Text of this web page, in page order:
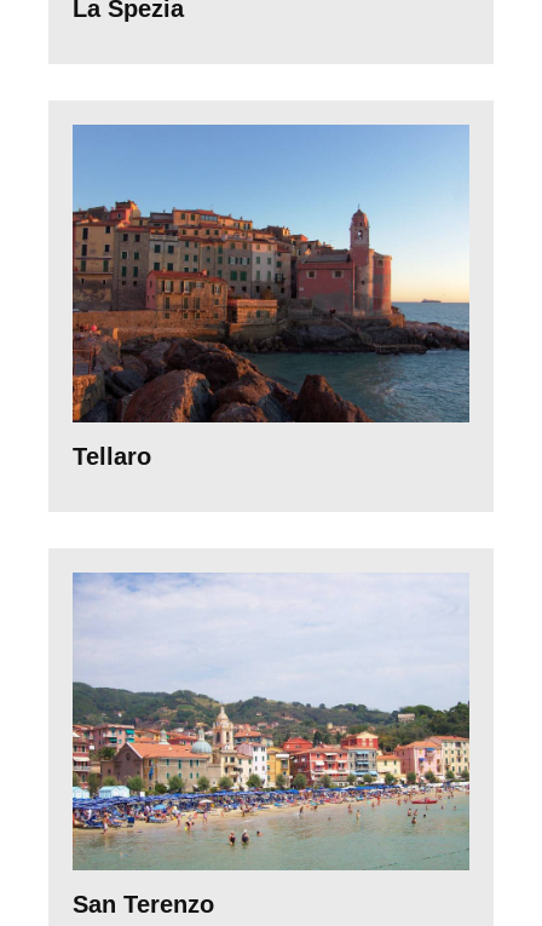
La Spezia
Tellaro
San Terenzo